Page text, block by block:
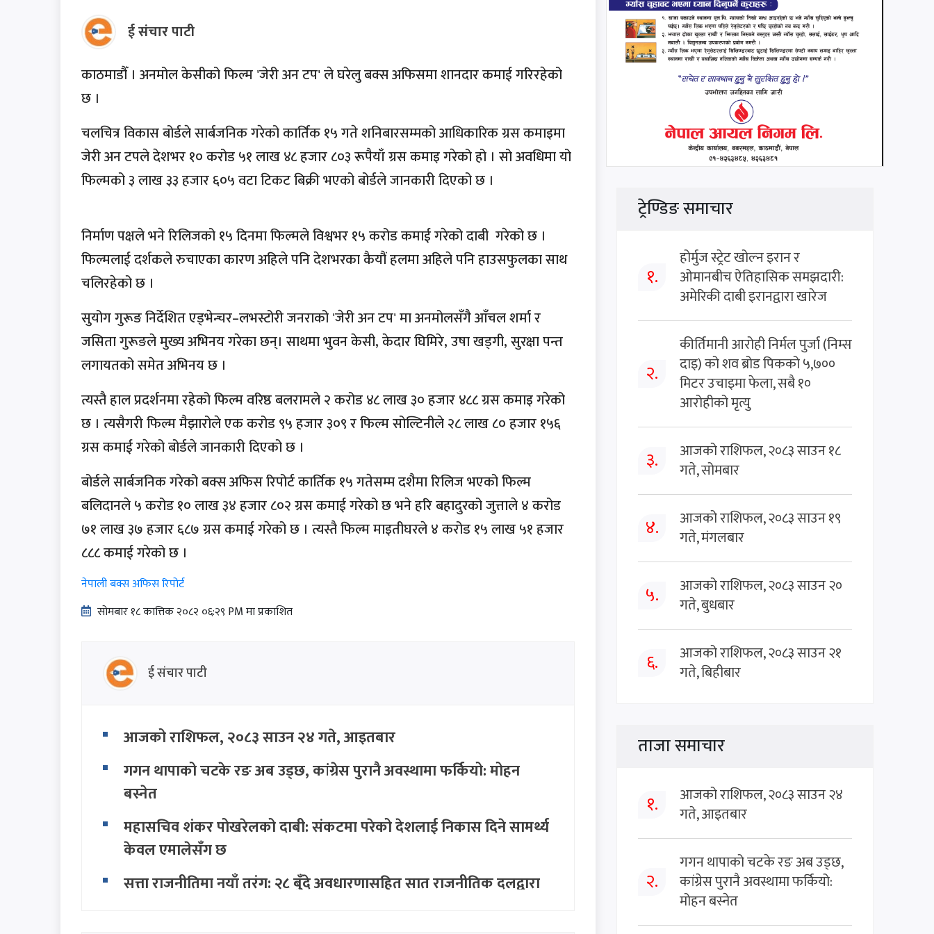
ई संचार पाटी
काठमाडौँ । अनमोल केसीको फिल्म 'जेरी अन टप' ले घरेलु बक्स अफिसमा शानदार कमाई गरिरहेको
छ ।
चलचित्र विकास बोर्डले सार्बजनिक गरेको कार्तिक १५ गते शनिबारसम्मको आधिकारिक ग्रस कमाइमा
जेरी अन टपले देशभर १० करोड ५१ लाख ४८ हजार ८०३ रूपैयाँ ग्रस कमाइ गरेको हो । सो अवधिमा यो
फिल्मको ३ लाख ३३ हजार ६०५ वटा टिकट बिक्री भएको बोर्डले जानकारी दिएको छ ।
निर्माण पक्षले भने रिलिजको १५ दिनमा फिल्मले विश्वभर १५ करोड कमाई गरेको दाबी गरेको छ ।
फिल्मलाई दर्शकले रुचाएका कारण अहिले पनि देशभरका कैयौं हलमा अहिले पनि हाउसफुलका साथ
चलिरहेको छ ।
सुयोग गुरूङ निर्देशित एड्भेन्चर–लभस्टोरी जनराको 'जेरी अन टप' मा अनमोलसँगै आँचल शर्मा र
जसिता गुरूङले मुख्य अभिनय गरेका छन्। साथमा भुवन केसी, केदार घिमिरे, उषा खड्गी, सुरक्षा पन्त
लगायतको समेत अभिनय छ ।
त्यस्तै हाल प्रदर्शनमा रहेको फिल्म वरिष्ठ बलरामले २ करोड ४८ लाख ३० हजार ४८८ ग्रस कमाइ गरेको
छ । त्यसैगरी फिल्म मैझारोले एक करोड ९५ हजार ३०९ र फिल्म सोल्टिनीले २८ लाख ८० हजार १५६
ग्रस कमाई गरेको बोर्डले जानकारी दिएको छ ।
बोर्डले सार्बजनिक गरेको बक्स अफिस रिपोर्ट कार्तिक १५ गतेसम्म दशैमा रिलिज भएको फिल्म
बलिदानले ५ करोड १० लाख ३४ हजार ८०२ ग्रस कमाई गरेको छ भने हरि बहादुरको जुत्ताले ४ करोड
७१ लाख ३७ हजार ६८७ ग्रस कमाई गरेको छ । त्यस्तै फिल्म माइतीघरले ४ करोड १५ लाख ५१ हजार
८८८ कमाई गरेको छ ।
नेपाली बक्स अफिस रिपोर्ट
सोमबार १८ कात्तिक २०८२ ०६:२९ PM मा प्रकाशित
ई संचार पाटी
आजको राशिफल, २०८३ साउन २४ गते, आइतबार
गगन थापाको चटके रङ अब उड्छ, कांग्रेस पुरानै अवस्थामा फर्कियो: मोहन
बस्नेत
महासचिव शंकर पोखरेलको दाबी: संकटमा परेको देशलाई निकास दिने सामर्थ्य
केवल एमालेसँग छ
सत्ता राजनीतिमा नयाँ तरंग: २८ बुँदे अवधारणासहित सात राजनीतिक दलद्वारा
ट्रेण्डिङ समाचार
१.
होर्मुज स्ट्रेट खोल्न इरान र
ओमानबीच ऐतिहासिक समझदारी:
अमेरिकी दाबी इरानद्वारा खारेज
२.
कीर्तिमानी आरोही निर्मल पुर्जा (निम्स
दाइ) को शव ब्रोड पिकको ५,७००
मिटर उचाइमा फेला, सबै १०
आरोहीको मृत्यु
३.
आजको राशिफल, २०८३ साउन १८
गते, सोमबार
४.
आजको राशिफल, २०८३ साउन १९
गते, मंगलबार
५.
आजको राशिफल, २०८३ साउन २०
गते, बुधबार
६.
आजको राशिफल, २०८३ साउन २१
गते, बिहीबार
ताजा समाचार
१.
आजको राशिफल, २०८३ साउन २४
गते, आइतबार
२.
गगन थापाको चटके रङ अब उड्छ,
कांग्रेस पुरानै अवस्थामा फर्कियो:
मोहन बस्नेत